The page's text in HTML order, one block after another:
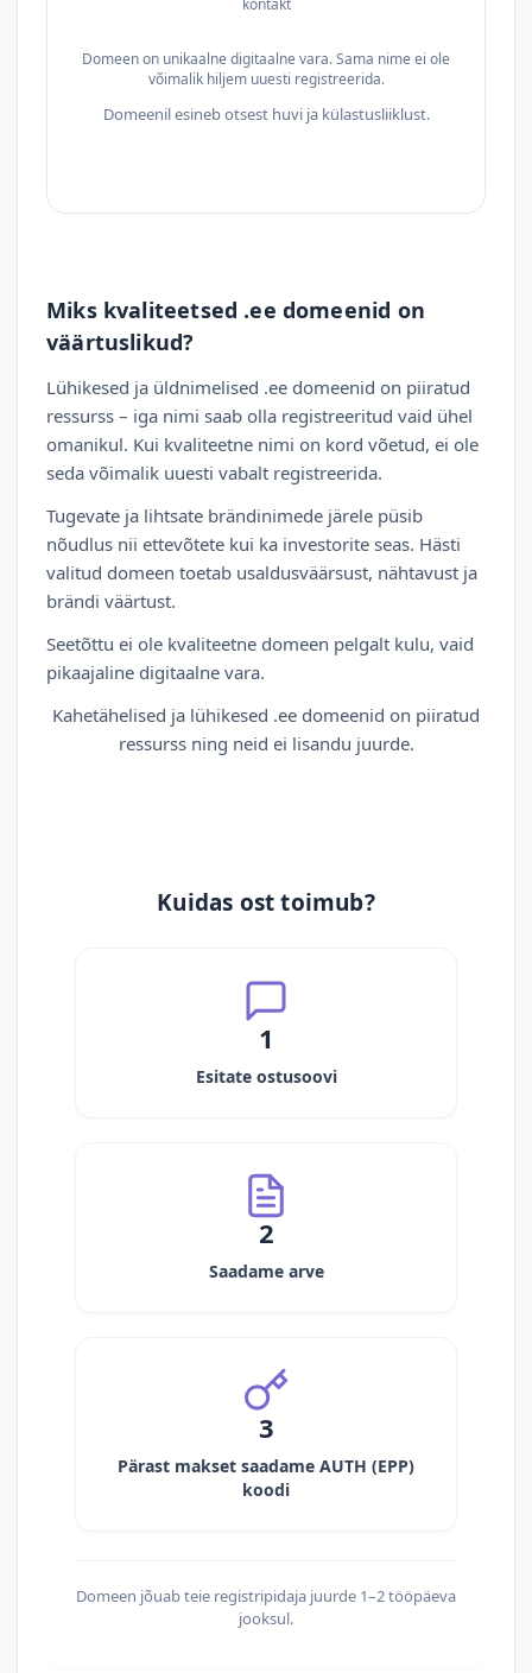
kontakt
Domeen on unikaalne digitaalne vara. Sama nime ei ole
võimalik hiljem uuesti registreerida.
Domeenil esineb otsest huvi ja külastusliiklust.
Miks kvaliteetsed .ee domeenid on
väärtuslikud?
Lühikesed ja üldnimelised .ee domeenid on piiratud
ressurss – iga nimi saab olla registreeritud vaid ühel
omanikul. Kui kvaliteetne nimi on kord võetud, ei ole
seda võimalik uuesti vabalt registreerida.
Tugevate ja lihtsate brändinimede järele püsib
nõudlus nii ettevõtete kui ka investorite seas. Hästi
valitud domeen toetab usaldusväärsust, nähtavust ja
brändi väärtust.
Seetõttu ei ole kvaliteetne domeen pelgalt kulu, vaid
pikaajaline digitaalne vara.
Kahetähelised ja lühikesed .ee domeenid on piiratud
ressurss ning neid ei lisandu juurde.
Kuidas ost toimub?
1
Esitate ostusoovi
2
Saadame arve
3
Pärast makset saadame AUTH (EPP)
koodi
Domeen jõuab teie registripidaja juurde 1–2 tööpäeva
jooksul.